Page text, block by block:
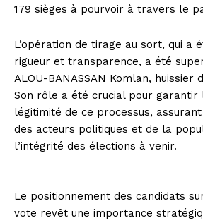
179 sièges à pourvoir à travers le
L’opération de tirage au sort, qui a
rigueur et transparence, a été
ALOU-BANASSAN Komlan, huissier
Son rôle a été crucial pour garantir
légitimité de ce processus,
des acteurs politiques et de la
l’intégrité des élections à venir.
Le positionnement des candidats
vote revêt une importance